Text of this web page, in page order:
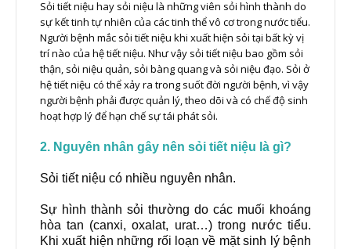
Sỏi tiết niệu hay sỏi niệu là những viên sỏi hình thành do
sự kết tinh tự nhiên của các tinh thể vô cơ trong nước tiểu.
Người bệnh mắc sỏi tiết niệu khi xuất hiện sỏi tại bất kỳ vị
trí nào của hệ tiết niệu. Như vậy sỏi tiết niệu bao gồm sỏi
thận, sỏi niệu quản, sỏi bàng quang và sỏi niệu đạo. Sỏi ở
hệ tiết niệu có thể xảy ra trong suốt đời người bệnh, vì vậy
người bệnh phải được quản lý, theo dõi và có chế độ sinh
hoạt hợp lý để hạn chế sự tái phát sỏi.
2. Nguyên nhân gây nên sỏi tiết niệu là gì?
Sỏi tiết niệu có nhiều nguyên nhân.
Sự hình thành sỏi thường do các muối khoáng
hòa tan (canxi, oxalat, urat…) trong nước tiểu.
Khi xuất hiện những rối loạn về mặt sinh lý bệnh